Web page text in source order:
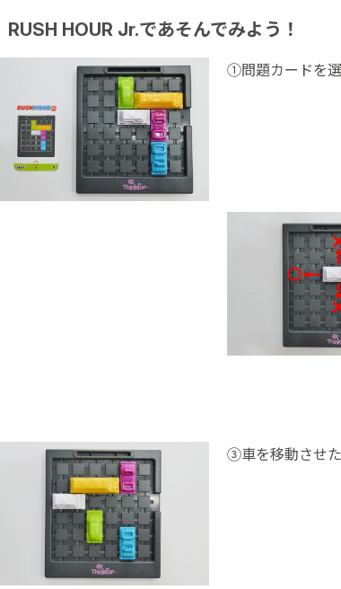
RUSH HOUR Jr.であそんでみよう！
①問題カードを選
③車を移動させた